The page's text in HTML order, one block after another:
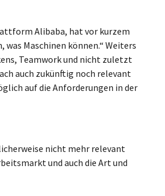
Alibaba, hat vor kurzem
Maschinen können.“ Weiters
Teamwork und nicht zuletzt
auch zukünftig noch relevant
auf die Anforderungen in der
nicht mehr relevant
und auch die Art und